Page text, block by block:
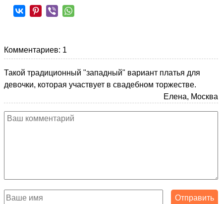
Комментариев: 1
Такой традиционный "западный" вариант платья для
девочки, которая участвует в свадебном торжестве.
Елена, Москва